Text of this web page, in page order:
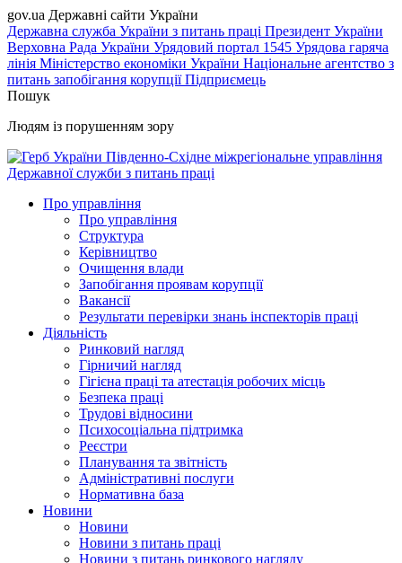
gov.ua Державні сайти України
Державна служба України з питань праці Президент України
Верховна Рада України Урядовий портал 1545 Урядова гаряча
лінія Міністерство економіки України Національне агентство з
питань запобігання корупціїПідприємець
Пошук
Людям із порушенням зору
Південно-Східне міжрегіональне управління
Державної служби з питань праці
Про управління
Про управління
Структура
Керівництво
Очищення влади
Запобігання проявам корупції
Вакансії
Результати перевірки знань інспекторів праці
Діяльність
Ринковий нагляд
Гірничий нагляд
Гігієна праці та атестація робочих місць
Безпека праці
Трудові відносини
Психосоціальна підтримка
Реєстри
Планування та звітність
Адміністративні послуги
Нормативна база
Новини
Новини
Новини з питань праці
Новини з питань ринкового нагляду